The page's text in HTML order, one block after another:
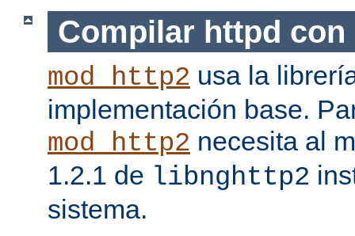
Compilar httpd con
mod_http2 usa la
implementación base.
mod_http2 necesita al
1.2.1 de libnghttp2
sistema.